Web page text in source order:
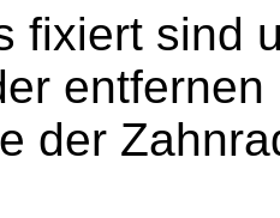
fixiert sind
der